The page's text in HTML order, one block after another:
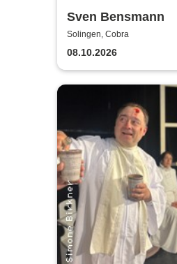
Sven Bensmann
Solingen, Cobra
08.10.2026